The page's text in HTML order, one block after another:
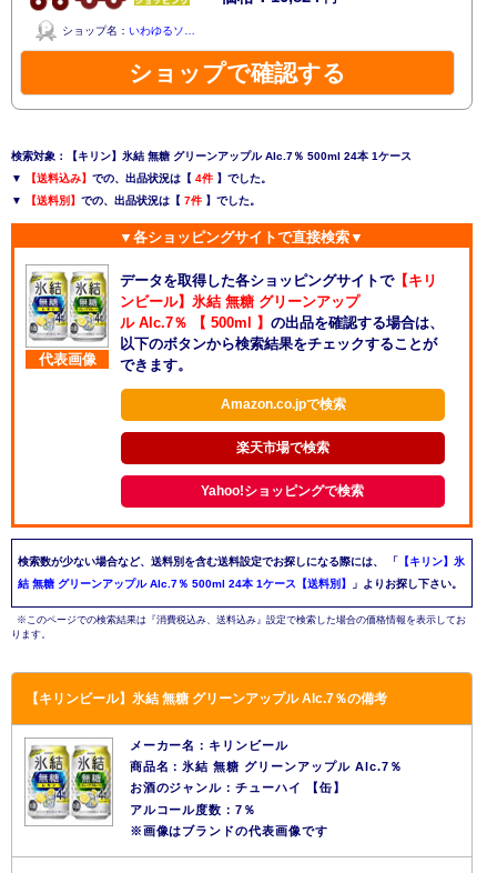
ショップ名： いわゆるソ…
ショップで確認する
検索対象：【キリン】氷結 無糖 グリーンアップル Alc.7％ 500ml 24本 1ケース
▼
【送料込み】 での、出品状況は【 4件 】でした。
▼
【送料別】 での、出品状況は【 7件 】でした。
▼各ショッピングサイトで直接検索▼
代表画像
データを取得した各ショッピングサイトで【キリ
ンビール】氷結 無糖 グリーンアップ
ル Alc.7％ 【 500ml 】 の出品を確認する場合は、
以下のボタンから検索結果をチェックすることが
できます。
Amazon.co.jpで検索
楽天市場で検索
Yahoo!ショッピングで検索
検索数が少ない場合など、送料別を含む送料設定でお探しになる際には、 「 【キリン】氷
結 無糖 グリーンアップル Alc.7％ 500ml 24本 1ケース【送料別】
」よりお探し下さい。
※このページでの検索結果は『消費税込み、送料込み』設定で検索した場合の価格情報を表示してお
ります。
【キリンビール】氷結 無糖 グリーンアップル Alc.7％の備考
メーカー名：キリンビール
商品名：氷結 無糖 グリーンアップル Alc.7％
お酒のジャンル：チューハイ 【缶】
アルコール度数：7％
※画像はブランドの代表画像です